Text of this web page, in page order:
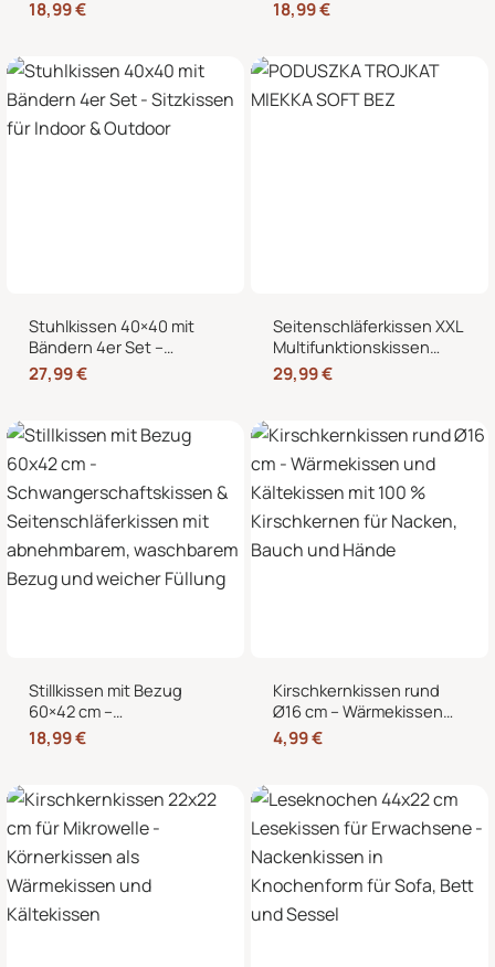
abnehmbarem Bezug für
Stillzeit
18,99€
abnehmbarem Bezug –
Lagerungskissen ca.
60×42 cm
18,99€
Stuhlkissen 40×40 mit
Bändern 4er Set –
Sitzkissen für Indoor &
Outdoor
27,99€
Seitenschläferkissen XXL
Multifunktionskissen
Stillkissen – Lesekissen
für Bett und Sofa, weich
29,99€
Stillkissen mit Bezug
60×42 cm –
Schwangerschaftskissen
& Seitenschläferkissen
waschbarem Bezug und
18,99€
Kirschkernkissen rund
Ø16 cm – Wärmekissen
und Kältekissen mit 100
% Kirschkernen für
Hände
4,99€